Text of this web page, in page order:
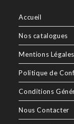
Accueil
Nos catalogues
Mentions Légales
Politique de
Conditions
Nous Contacter